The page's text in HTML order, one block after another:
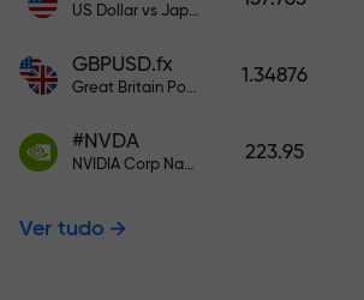
US Dollar vs Japanese Yen
GBPUSD.fx
Great Britain Pound vs US Dollar
1.34876
#NVDA
NVIDIA Corp Nasdaq Stock Exchange (Nasdaq) USD
223.95
Ver tudo